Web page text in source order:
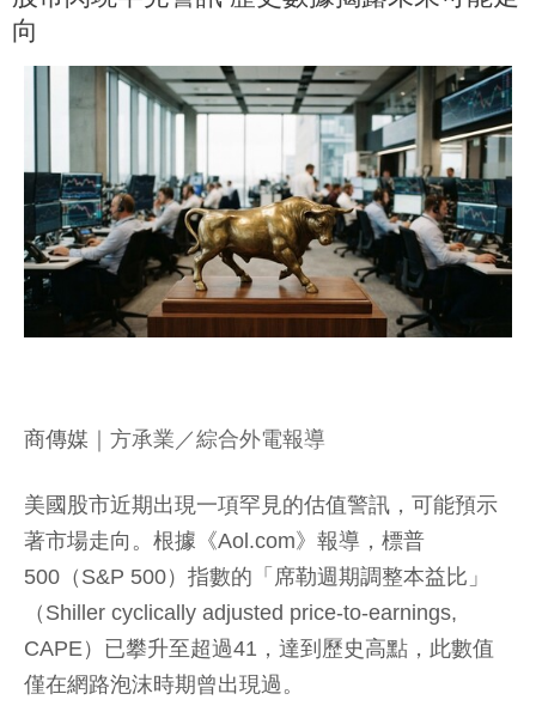
向
商傳媒 ｜方承業／綜合外電報導
美國股市近期出現一項罕見的估值警訊，可能預示
著市場走向。根據《Aol.com》報導，標普
500（S&P 500）指數的「席勒週期調整本益比」
（Shiller cyclically adjusted price-to-earnings,
CAPE）已攀升至超過41，達到歷史高點，此數值
僅在網路泡沫時期曾出現過。